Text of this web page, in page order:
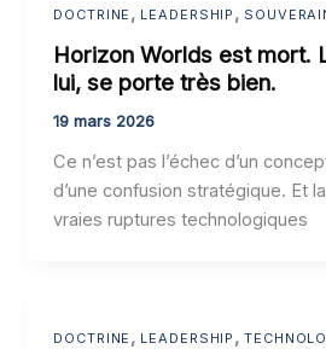
DOCTRINE , LEADERSHIP ,
Horizon Worlds est mort.
lui, se porte très bien.
19 mars 2026
Ce n’est pas l’échec d’un
d’une confusion stratégique. Et
vraies ruptures technologiques
DOCTRINE , LEADERSHIP ,